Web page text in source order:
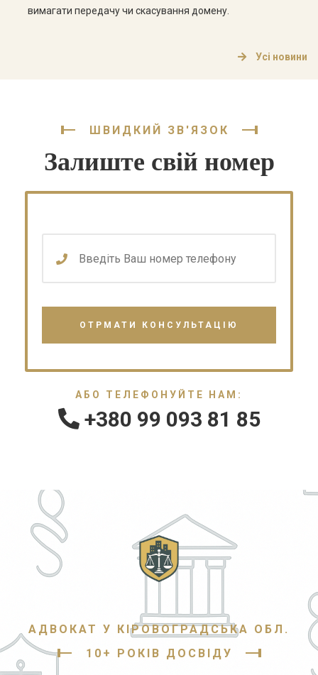
вимагати передачу чи скасування домену.
Усі новини
ШВИДКИЙ ЗВ'ЯЗОК
Залиште свій номер
АБО ТЕЛЕФОНУЙТЕ НАМ:
+380 99 093 81 85
АДВОКАТ У КІРОВОГРАДСЬКА ОБЛ.
10+ РОКІВ ДОСВІДУ